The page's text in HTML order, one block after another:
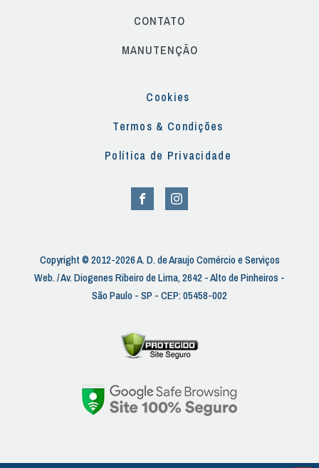
CONTATO
MANUTENÇÃO
Cookies
Termos & Condições
Política de Privacidade
Copyright © 2012-2026 A. D. de Araujo Comércio e Serviços
Web. / Av. Diogenes Ribeiro de Lima, 2642 - Alto de Pinheiros -
São Paulo - SP - CEP: 05458-002